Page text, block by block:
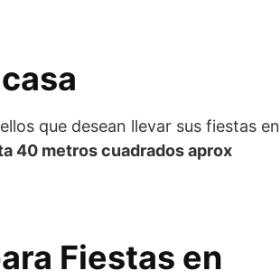
que desean llevar sus fiestas en
40 metros cuadrados aprox
Fiestas en